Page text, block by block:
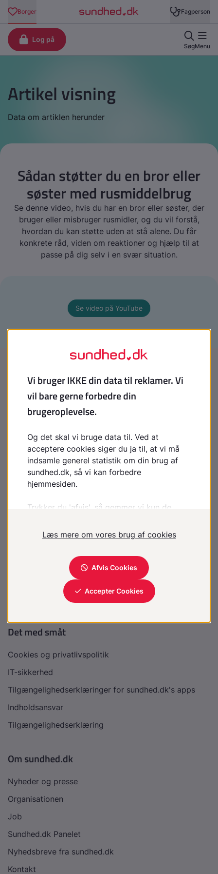
Artikel visning
Data om artiklen herunder
Sådan støtter du en bror eller
søster med rusmiddelbrug
Se denne video, hvis du har en bror eller søster, der
bruger eller misbruger rusmidler, og du vil forstå,
hvordan du kan støtte uden at stå alene. Du får
konkrete råd, viden om reaktioner og hjælp til at
passe på dig selv i en svær situation.
Se video på YouTube